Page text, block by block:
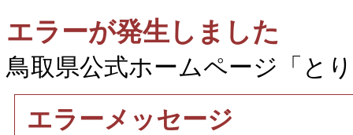
エラーが発生しました
鳥取県公式ホームページ「と
エラーメッセージ